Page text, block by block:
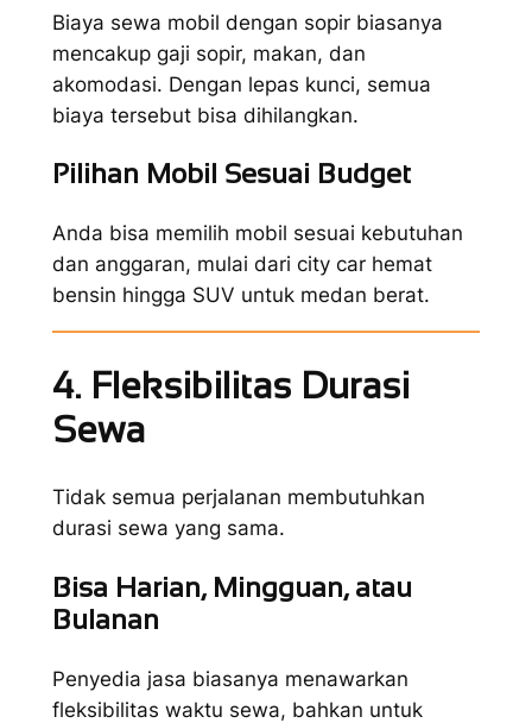
Biaya sewa mobil dengan sopir biasanya
mencakup gaji sopir, makan, dan
akomodasi. Dengan lepas kunci, semua
biaya tersebut bisa dihilangkan.
Pilihan Mobil Sesuai Budget
Anda bisa memilih mobil sesuai kebutuhan
dan anggaran, mulai dari city car hemat
bensin hingga SUV untuk medan berat.
4. Fleksibilitas Durasi
Sewa
Tidak semua perjalanan membutuhkan
durasi sewa yang sama.
Bisa Harian, Mingguan, atau
Bulanan
Penyedia jasa biasanya menawarkan
fleksibilitas waktu sewa, bahkan untuk